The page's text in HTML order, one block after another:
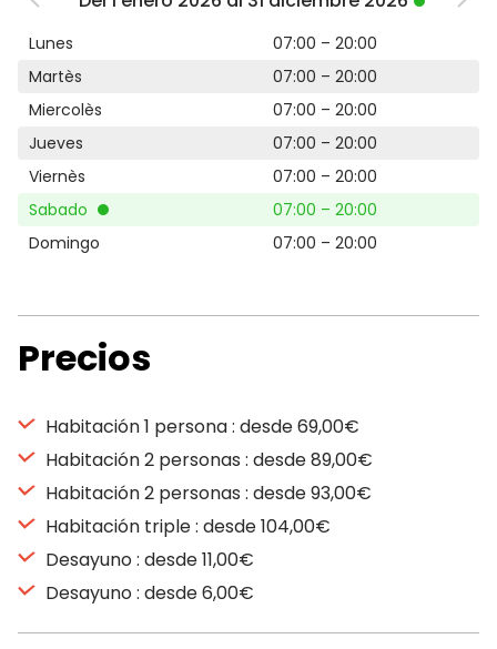
Lunes
07:00 – 20:00
Martès
07:00 – 20:00
Miercolès
07:00 – 20:00
Jueves
07:00 – 20:00
Viernès
07:00 – 20:00
Sabado
07:00 – 20:00
Domingo
07:00 – 20:00
Precios
Habitación 1 persona : desde 69,00€
Habitación 2 personas : desde 89,00€
Habitación 2 personas : desde 93,00€
Habitación triple : desde 104,00€
Desayuno : desde 11,00€
Desayuno : desde 6,00€